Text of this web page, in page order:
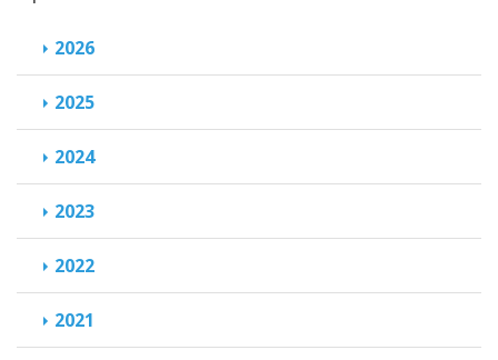
2026
2025
2024
2023
2022
2021